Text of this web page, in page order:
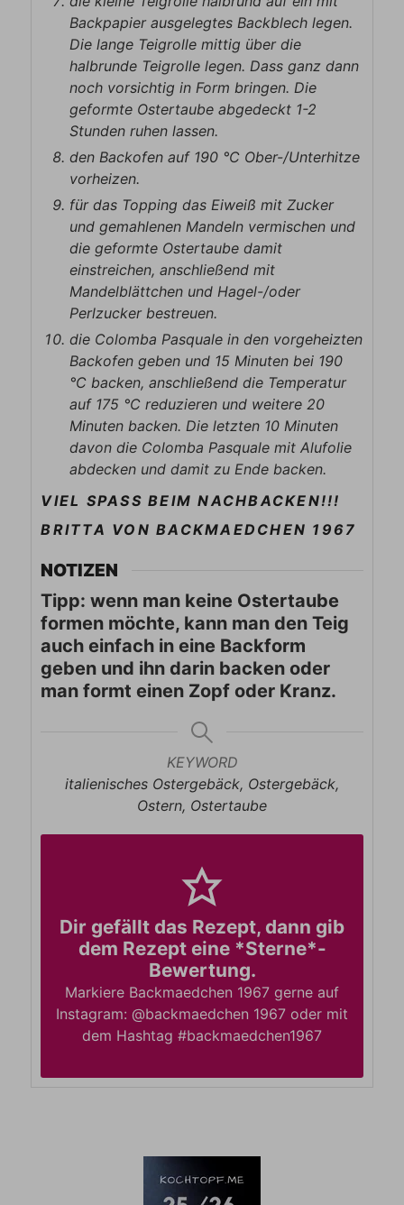
Backpapier ausgelegtes Backblech legen.
Die lange Teigrolle mittig über die
halbrunde Teigrolle legen. Dass ganz dann
noch vorsichtig in Form bringen. Die
geformte Ostertaube abgedeckt 1-2
Stunden ruhen lassen.
den Backofen auf 190 °C Ober-/Unterhitze
vorheizen.
für das Topping das Eiweiß mit Zucker
und gemahlenen Mandeln vermischen und
die geformte Ostertaube damit
einstreichen, anschließend mit
Mandelblättchen und Hagel-/oder
Perlzucker bestreuen.
die Colomba Pasquale in den vorgeheizten
Backofen geben und 15 Minuten bei 190
°C backen, anschließend die Temperatur
auf 175 °C reduzieren und weitere 20
Minuten backen. Die letzten 10 Minuten
davon die Colomba Pasquale mit Alufolie
abdecken und damit zu Ende backen.
VIEL SPASS BEIM NACHBACKEN!!!
BRITTA VON BACKMAEDCHEN 1967
NOTIZEN
Tipp: wenn man keine Ostertaube
formen möchte, kann man den Teig
auch einfach in eine Backform
geben und ihn darin backen oder
man formt einen Zopf oder Kranz.
KEYWORD
italienisches Ostergebäck, Ostergebäck,
Ostern, Ostertaube
Dir gefällt das Rezept, dann gib
dem Rezept eine *Sterne*-
Bewertung.
Markiere Backmaedchen 1967 gerne auf
Instagram: @backmaedchen 1967 oder mit
dem Hashtag #backmaedchen1967